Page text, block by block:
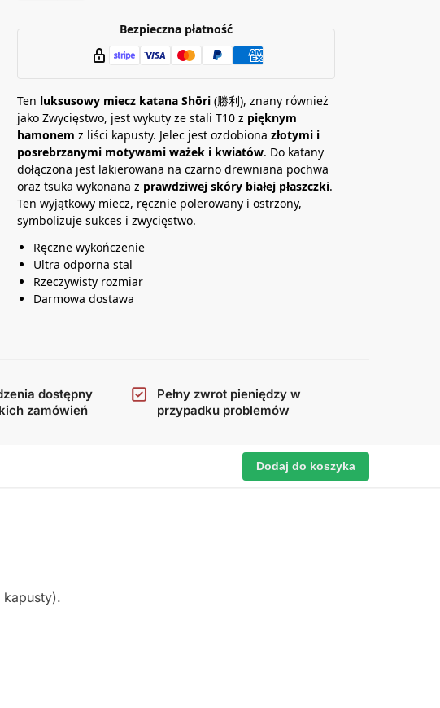
b
i
u
Bezpieczna płatność
Ten luksusowy miecz katana Shōri (勝利), znany również
jako Zwycięstwo, jest wykuty ze stali T10 z pięknym
hamonem z liści kapusty. Jelec jest ozdobionazłotymi i
posrebrzanymi motywami ważek i kwiatów. Do katany
dołączona jest lakierowana na czarno drewniana pochwa
oraz tsuka wykonana z prawdziwej skóry białej płaszczki.
Ten wyjątkowy miecz, ręcznie polerowany i ostrzony,
symbolizuje sukces i zwycięstwo.
Ręczne wykończenie
Ultra odporna stal
Rzeczywisty rozmiar
Darmowa dostawa
dostępny
zamówień
Pełny zwrot pieniędzy w
przypadku problemów
Dodaj do koszyka